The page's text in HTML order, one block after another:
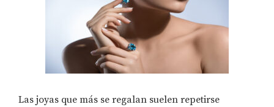
Las joyas que más se regalan suelen repetirse